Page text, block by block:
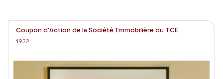
Coupon d'Action de la Société Immobilière du TCE
1922